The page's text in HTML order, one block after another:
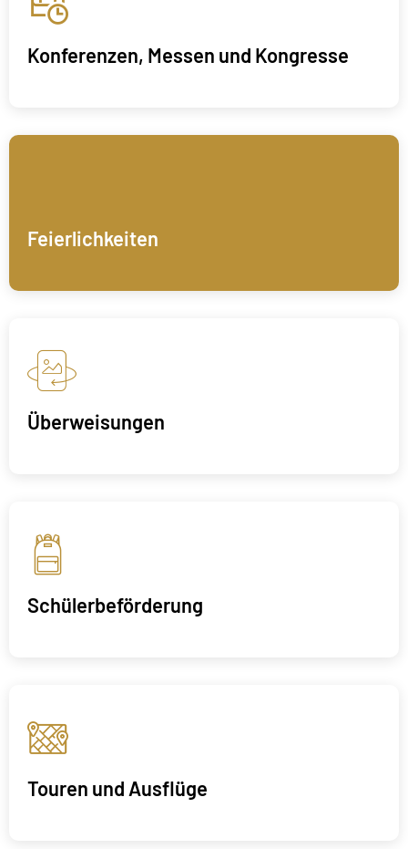
Konferenzen, Messen und Kongresse
Feierlichkeiten
Überweisungen
Schülerbeförderung
Touren und Ausflüge